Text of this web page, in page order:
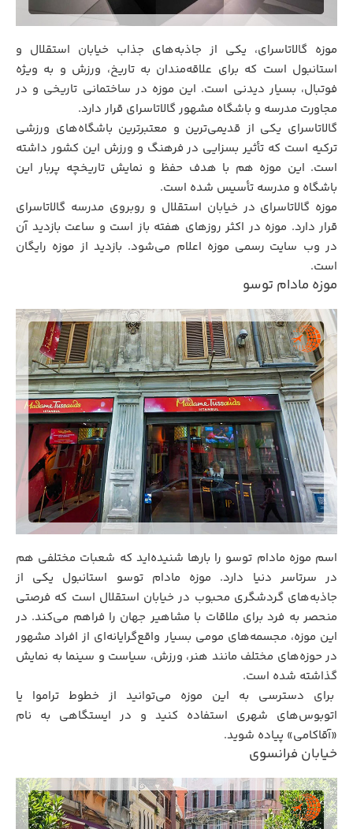
موزه گالاتاسرای، یکی از جاذبه‌های جذاب خیابان استقلال و
استانبول است که برای علاقه‌مندان به تاریخ، ورزش و به‌ ویژه
فوتبال، بسیار دیدنی است. این موزه در ساختمانی تاریخی و در
مجاورت مدرسه و باشگاه مشهور گالاتاسرای قرار دارد.
گالاتاسرای یکی از قدیمی‌ترین و معتبرترین باشگاه‌های ورزشی
ترکیه است که تأثیر بسزایی در فرهنگ و ورزش این کشور داشته
است. این موزه هم با هدف حفظ و نمایش تاریخچه پربار این
باشگاه و مدرسه تأسیس شده است.
موزه گالاتاسرای در خیابان استقلال و روبروی مدرسه گالاتاسرای
قرار دارد. موزه در اکثر روزهای هفته باز است و ساعت بازدید آن
در وب‌ سایت رسمی موزه اعلام می‌شود. بازدید از موزه رایگان
است.
موزه مادام توسو
اسم موزه مادام توسو را بارها شنیده‌اید که شعبات مختلفی هم
در سرتاسر دنیا دارد. موزه مادام توسو استانبول یکی از
جاذبه‌های گردشگری محبوب در خیابان استقلال است که فرصتی
منحصر به فرد برای ملاقات با مشاهیر جهان را فراهم می‌کند. در
این موزه، مجسمه‌های مومی بسیار واقع‌گرایانه‌ای از افراد مشهور
در حوزه‌های مختلف مانند هنر، ورزش، سیاست و سینما به نمایش
گذاشته شده است.
برای دسترسی به این موزه می‌توانید از خطوط تراموا یا
اتوبوس‌های شهری استفاده کنید و در ایستگاهی به نام
«آقاکامی» پیاده شوید.
خیابان فرانسوی